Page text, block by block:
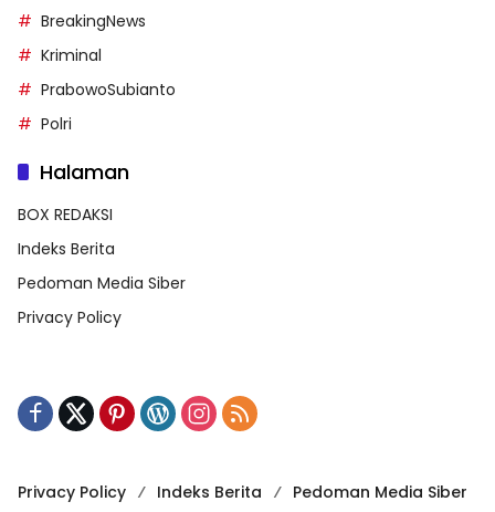
BreakingNews
Kriminal
PrabowoSubianto
Polri
Halaman
BOX REDAKSI
Indeks Berita
Pedoman Media Siber
Privacy Policy
Privacy Policy Indeks Berita Pedoman Media Siber